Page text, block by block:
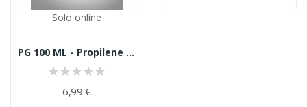
Solo online
PG 100 ML - Propilene Glicolico
6,99 €